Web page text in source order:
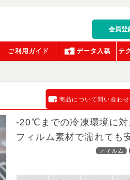
会員登
ご利用ガイド データ入稿 テ
商品について問い合わせ
-20℃までの冷凍環境に対
フィルム素材で濡れても
フィルム